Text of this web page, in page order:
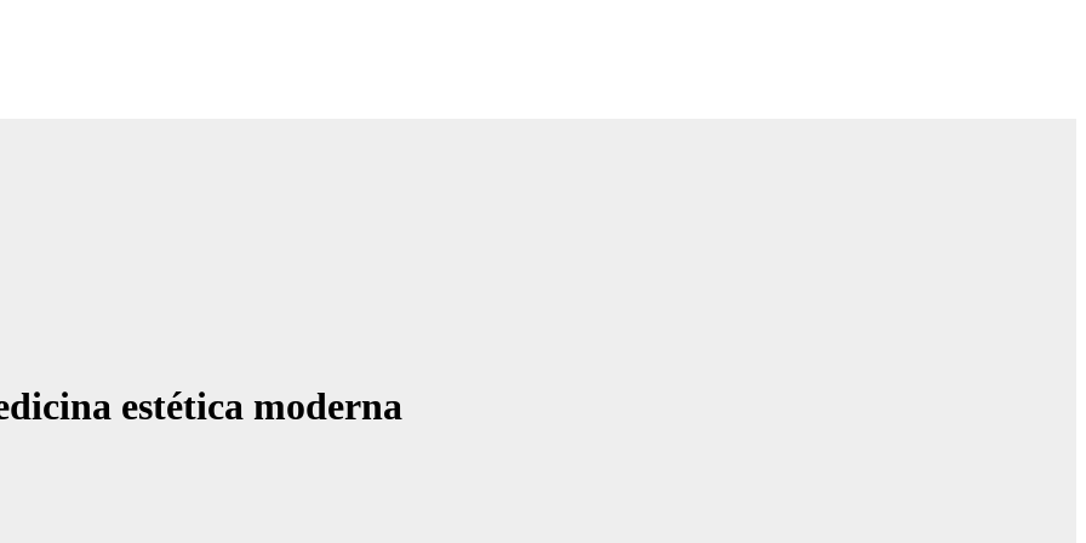
estética moderna